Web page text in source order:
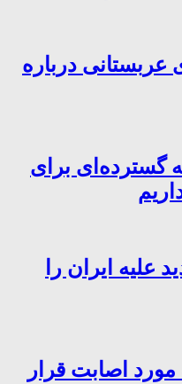
درباره
گسترده‌ای برای
ایران را
اصابت قرار